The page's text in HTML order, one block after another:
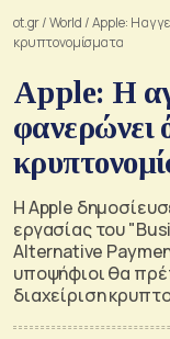
ot.gr/World /Apple: Η
κρυπτονομίσματα
Apple: Η
φανερώνει
Η Apple
εργασίας του
Alternative
υποψήφιοι θα
διαχείριση